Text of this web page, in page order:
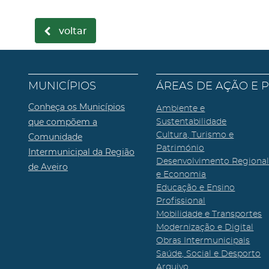
voltar
MUNICÍPIOS
Conheça os Municípios
que compõem a
Comunidade
Intermunicipal da Região
de Aveiro
ÁREAS DE AÇÃO E
Ambiente e
Sustentabilidade
Cultura, Turismo e
Património
Desenvolvimento Regional
e Economia
Educação e Ensino
Profissional
Mobilidade e Transportes
Modernização e Digital
Obras Intermunicipais
Saúde, Social e Desporto
Arquivo